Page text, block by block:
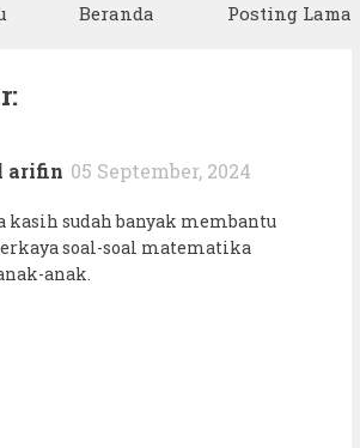
Posting Lama
Beranda
arifin 05 September, 2024
kasih sudah banyak membantu
soal-soal matematika
anak.